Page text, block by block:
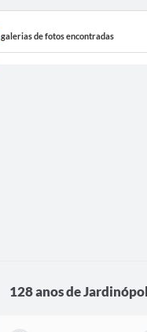
galerias de fotos encontradas
128 anos de